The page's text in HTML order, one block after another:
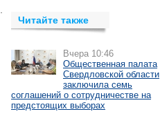
Читайте также
Вчера 10:46
Общественная палата
Свердловской области
заключила семь
соглашений о сотрудничестве на
предстоящих выборах